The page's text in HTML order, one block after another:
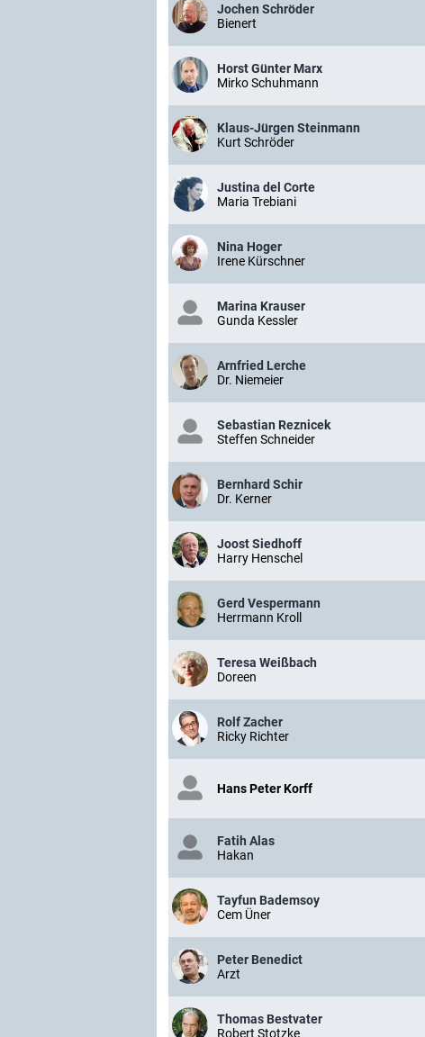
Jochen Schröder
Bienert
Horst Günter Marx
Mirko Schuhmann
Klaus-Jürgen Steinmann
Kurt Schröder
Justina del Corte
Maria Trebiani
Nina Hoger
Irene Kürschner
Marina Krauser
Gunda Kessler
Arnfried Lerche
Dr. Niemeier
Sebastian Reznicek
Steffen Schneider
Bernhard Schir
Dr. Kerner
Joost Siedhoff
Harry Henschel
Gerd Vespermann
Herrmann Kroll
Teresa Weißbach
Doreen
Rolf Zacher
Ricky Richter
Hans Peter Korff
Fatih Alas
Hakan
Tayfun Bademsoy
Cem Üner
Peter Benedict
Arzt
Thomas Bestvater
Robert Stotzke